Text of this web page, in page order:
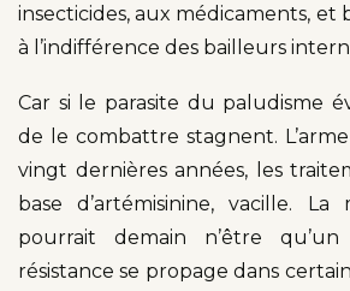
insecticides, aux médicaments,
à l’indifférence des bailleurs
Car si le parasite du paludisme
de le combattre stagnent.
vingt dernières années, les
base d’artémisinine, vacille. La
pourrait demain n’être
résistance se propage dans